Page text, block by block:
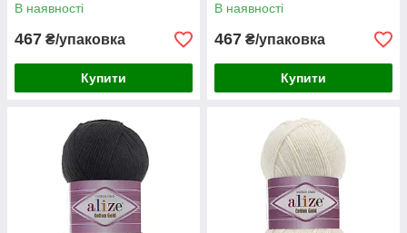
В наявності
467 ₴/упаковка
Купити
В наявності
467 ₴/упаковка
Купити